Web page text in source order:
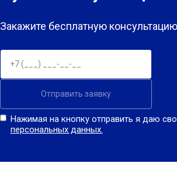
Закажите бесплатную
Отправить заявку
Нажимая на кнопку отправить я даю
персональных данных.